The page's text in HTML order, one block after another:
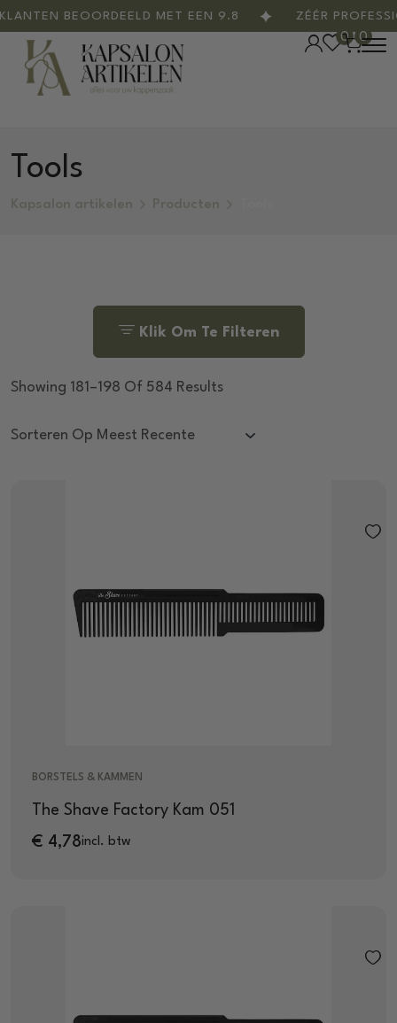
BEOORDEELD MET EEN 9.8 ZÉÉR
0 0
Tools
Kapsalon artikelen Producten
Klik Om Te Filteren
Showing 181–198 Of 584 Results
BORSTELS & KAMMEN
The Shave Factory Kam 051
€ 4,78incl. btw